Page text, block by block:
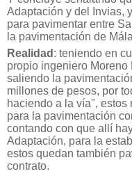
Adaptación y del Invias,
para pavimentar entre
la pavimentación de
Realidad : teniendo en
propio ingeniero Moreno
saliendo la
millones de pesos, por
haciendo a la vía",
para la pavimentación
contando con que allí
Adaptación, para la
estos quedan también
contrato.